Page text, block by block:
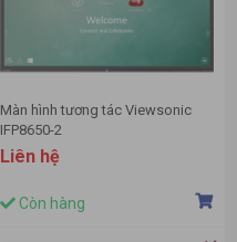
Màn hình tương tác Viewsonic
IFP8650-2
Liên hệ
Còn hàng